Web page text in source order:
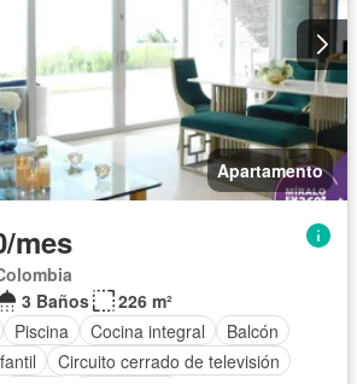
Apartamento
mes
3 Baños
226 m²
Piscina Cocina integral
Balcón
Circuito cerrado de televisión